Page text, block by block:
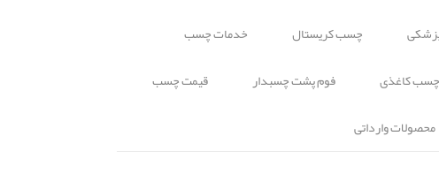
چسب کریستال
خدمات چسب
کاغذی فوم پشت چسبدار
قیمت چسب
محصولات وارداتی